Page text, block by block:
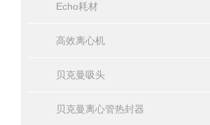
Echo耗材
高效离心机
贝克曼吸头
贝克曼离心管热封器